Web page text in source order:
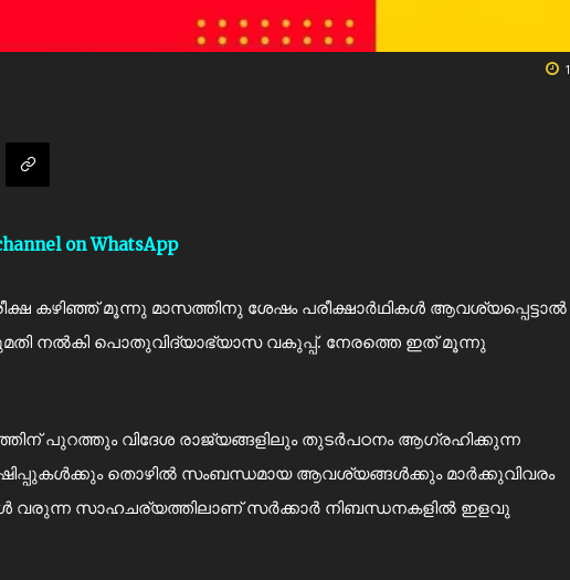
1
on WhatsApp
കഴിഞ്ഞ് മൂന്നു മാസത്തിനു ശേഷം പരീക്ഷാര്‍ഥികള്‍ ആവശ്യപ്പെട്ടാല്‍
നല്‍കി പൊതുവിദ്യാഭ്യാസ വകുപ്പ്. നേരത്തെ ഇത് മൂന്നു
പുറത്തും വിദേശ രാജ്യങ്ങളിലും തുടര്‍പഠനം ആഗ്രഹിക്കുന്ന
തൊഴില്‍ സംബന്ധമായ ആവശ്യങ്ങള്‍ക്കും മാര്‍ക്കുവിവരം
വരുന്ന സാഹചര്യത്തിലാണ് സര്‍ക്കാര്‍ നിബന്ധനകളില്‍ ഇളവു